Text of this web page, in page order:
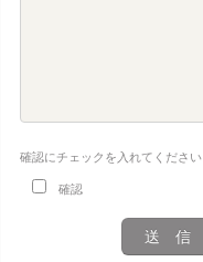
確認にチェックを入れてください
確認